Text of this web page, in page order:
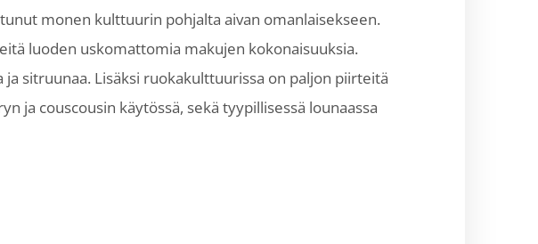
monen kulttuurin pohjalta aivan omanlaisekseen.
luoden uskomattomia makujen kokonaisuuksia.
sitruunaa. Lisäksi ruokakulttuurissa on paljon piirteitä
ja couscousin käytössä, sekä tyypillisessä lounaassa